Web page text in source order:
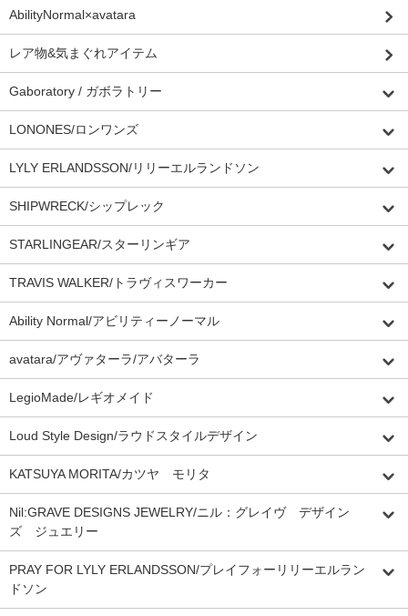
AbilityNormal×avatara
レア物&気まぐれアイテム
Gaboratory / ガボラトリー
LONONES/ロンワンズ
LYLY ERLANDSSON/リリーエルランドソン
SHIPWRECK/シップレック
STARLINGEAR/スターリンギア
TRAVIS WALKER/トラヴィスワーカー
Ability Normal/アビリティーノーマル
avatara/アヴァターラ/アバターラ
LegioMade/レギオメイド
Loud Style Design/ラウドスタイルデザイン
KATSUYA MORITA/カツヤ モリタ
Nil:GRAVE DESIGNS JEWELRY/ニル：グレイヴ デザイン
ズ ジュエリー
PRAY FOR LYLY ERLANDSSON/プレイフォーリリーエルラン
ドソン